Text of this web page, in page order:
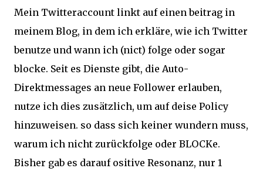
Mein Twitteraccount linkt auf einen beitrag in
meinem Blog, in dem ich erkläre, wie ich Twitter
benutze und wann ich (nict) folge oder sogar
blocke. Seit es Dienste gibt, die Auto-
Direktmessages an neue Follower erlauben,
nutze ich dies zusätzlich, um auf deise Policy
hinzuweisen. so dass sich keiner wundern muss,
warum ich nicht zurückfolge oder BLOCKe.
Bisher gab es darauf ositive Resonanz, nur 1